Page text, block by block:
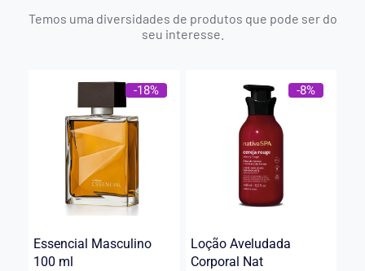
Temos uma diversidades de produtos que pode ser do
seu interesse.
-18%
Essencial Masculino
100 ml
-8%
Loção Aveludada
Corporal Nat